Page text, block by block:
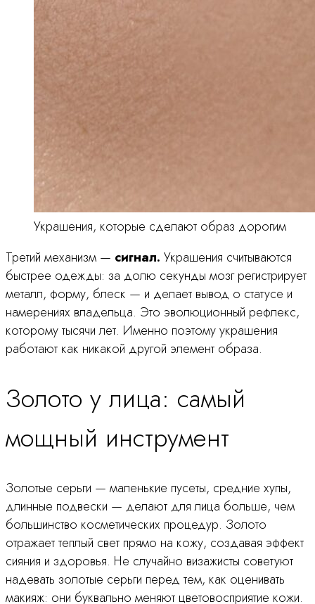
Украшения, которые сделают образ дорогим
Третий механизм — сигнал. Украшения считываются
быстрее одежды: за долю секунды мозг регистрирует
металл, форму, блеск — и делает вывод о статусе и
намерениях владельца. Это эволюционный рефлекс,
которому тысячи лет. Именно поэтому украшения
работают как никакой другой элемент образа.
Золото у лица: самый
мощный инструмент
Золотые серьги — маленькие пусеты, средние хупы,
длинные подвески — делают для лица больше, чем
большинство косметических процедур. Золото
отражает теплый свет прямо на кожу, создавая эффект
сияния и здоровья. Не случайно визажисты советуют
надевать золотые серьги перед тем, как оценивать
макияж: они буквально меняют цветовосприятие кожи.